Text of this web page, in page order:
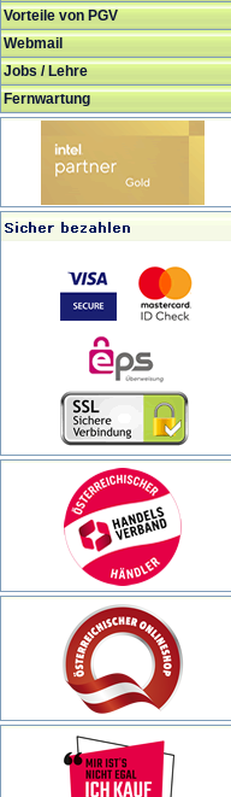
Vorteile von PGV
Webmail
Jobs / Lehre
Fernwartung